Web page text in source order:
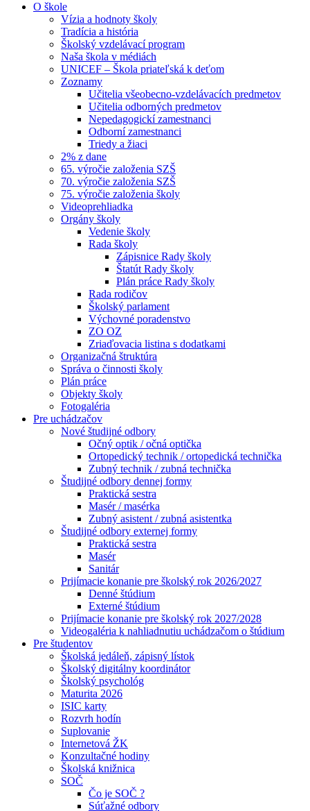
O škole
Vízia a hodnoty školy
Tradícia a história
Školský vzdelávací program
Naša škola v médiách
UNICEF – Škola priateľská k deťom
Zoznamy
Učitelia všeobecno-vzdelávacích predmetov
Učitelia odborných predmetov
Nepedagogickí zamestnanci
Odborní zamestnanci
Triedy a žiaci
2% z dane
65. výročie založenia SZŠ
70. výročie založenia SZŠ
75. výročie založenia školy
Videoprehliadka
Orgány školy
Vedenie školy
Rada školy
Zápisnice Rady školy
Štatút Rady školy
Plán práce Rady školy
Rada rodičov
Školský parlament
Výchovné poradenstvo
ZO OZ
Zriaďovacia listina s dodatkami
Organizačná štruktúra
Správa o činnosti školy
Plán práce
Objekty školy
Fotogaléria
Pre uchádzačov
Nové študijné odbory
Očný optik / očná optička
Ortopedický technik / ortopedická technička
Zubný technik / zubná technička
Študijné odbory dennej formy
Praktická sestra
Masér / masérka
Zubný asistent / zubná asistentka
Študijné odbory externej formy
Praktická sestra
Masér
Sanitár
Prijímacie konanie pre školský rok 2026/2027
Denné štúdium
Externé štúdium
Prijímacie konanie pre školský rok 2027/2028
Videogaléria k nahliadnutiu uchádzačom o štúdium
Pre študentov
Školská jedáleň, zápisný lístok
Školský digitálny koordinátor
Školský psychológ
Maturita 2026
ISIC karty
Rozvrh hodín
Suplovanie
Internetová ŽK
Konzultačné hodiny
Školská knižnica
SOČ
Čo je SOČ ?
Súťažné odbory